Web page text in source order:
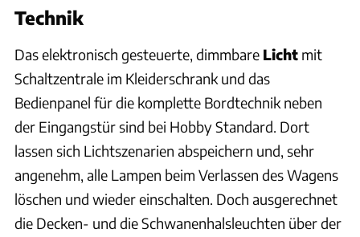
Technik
Das elektronisch gesteuerte, dimmbare Licht mit
Schaltzentrale im Kleiderschrank und das
Bedienpanel für die komplette Bordtechnik neben
der Eingangstür sind bei Hobby Standard. Dort
lassen sich Lichtszenarien abspeichern und, sehr
angenehm, alle Lampen beim Verlassen des Wagens
löschen und wieder einschalten. Doch ausgerechnet
die Decken- und die Schwanenhalsleuchten über der